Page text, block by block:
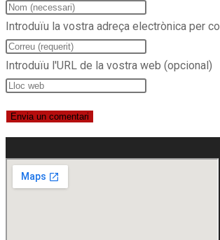
Introduïu la vostra adreça electrònica per
Introduïu l'URL de la vostra web (opcional)